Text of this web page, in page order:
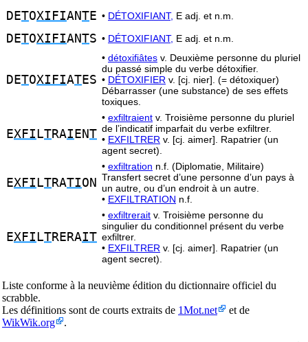
DETOXIFIANTE • DÉTOXIFIANT, E adj. et n.m.
DETOXIFIANTS • DÉTOXIFIANT, E adj. et n.m.
DETOXIFIATES
• détoxifiâtes v. Deuxième personne du pluriel
du passé simple du verbe détoxifier.
• DÉTOXIFIER v. [cj. nier]. (= détoxiquer)
Débarrasser (une substance) de ses effets
toxiques.
EXFI LTRAI ENT
• exfiltraient v. Troisième personne du pluriel
de l’indicatif imparfait du verbe exfiltrer.
• EXFILTRER v. [cj. aimer]. Rapatrier (un
agent secret).
EXFI LTRATION
• exfiltration n.f. (Diplomatie, Militaire)
Transfert secret d’une personne d’un pays à
un autre, ou d’un endroit à un autre.
• EXFILTRATION n.f.
EXFI LTRERAIT
• exfiltrerait v. Troisième personne du
singulier du conditionnel présent du verbe
exfiltrer.
• EXFILTRER v. [cj. aimer]. Rapatrier (un
agent secret).
Liste conforme à la neuvième édition du dictionnaire officiel du
scrabble.
Les définitions sont de courts extraits de 1Mot.net
et de
WikWik.org
.